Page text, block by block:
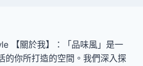
【關於我】：「品味風」是一
的你所打造的空間。我們深入探